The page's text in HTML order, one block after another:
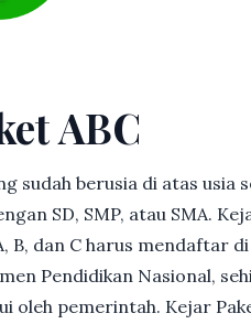
ABC
sudah berusia di atas usia
SD, SMP, atau SMA.
B, dan C harus mendaftar
Pendidikan Nasional,
oleh pemerintah. Kejar